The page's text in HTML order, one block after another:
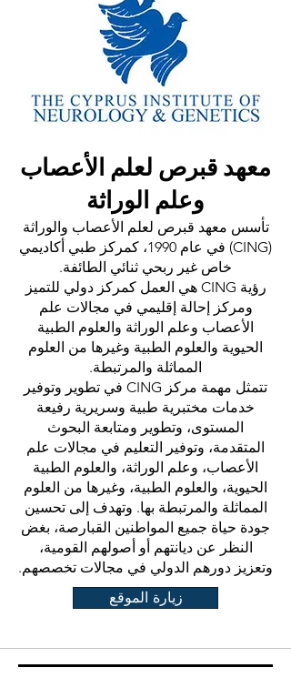
معهد قبرص لعلم الأعصاب
وعلم الوراثة
تأسس معهد قبرص لعلم الأعصاب والوراثة
(CING) في عام 1990، كمركز طبي أكاديمي
خاص غير ربحي ثنائي الطائفة.
رؤية CING هي العمل كمركز دولي للتميز
ومركز إحالة إقليمي في مجالات علم
الأعصاب وعلم الوراثة والعلوم الطبية
الحيوية والعلوم الطبية وغيرها من العلوم
المماثلة والمرتبطة.
تتمثل مهمة مركز CING في تطوير وتوفير
خدمات مختبرية طبية وسريرية رفيعة
المستوى، وتطوير ومتابعة البحوث
المتقدمة، وتوفير التعليم في مجالات علم
الأعصاب، وعلم الوراثة، والعلوم الطبية
الحيوية، والعلوم الطبية، وغيرها من العلوم
المماثلة والمرتبطة بها. وتهدف إلى تحسين
جودة حياة جميع المواطنين القبارصة، بغض
النظر عن ديانتهم أو أصولهم القومية،
وتعزيز دورهم الدولي في مجالات تخصصهم.
زيارة الموقع